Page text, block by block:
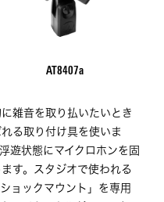
AT8407a
雑音を取り払いたいとき
る取り付け具を使いま
遊状態にマイクロホンを固
す。スタジオで使われる
ョックマウント」を専用